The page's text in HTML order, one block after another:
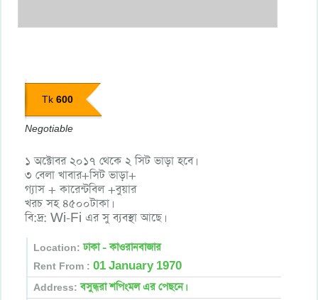
Tk600
Negotiable
১ অক্টোবর ২০১৭ থেকে ২ সিট ভাড়া হবে।
৩ বেলা খাবার+সিট ভাড়া+
গ্যাস + কারেন্টবিল +বুয়ার
খরচ সহ ৪৫০০টাকা।
Location: ঢাকা - কাওরানবাজার
Rent From : 01 January 1970
Address:বসুন্ধরা শপিংমল এর পেছনে।